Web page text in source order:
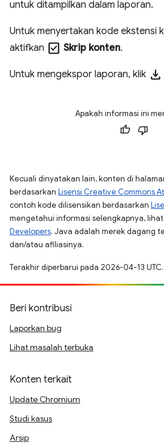
untuk ditampilkan dalam laporan.
Untuk menyertakan kode ekstensi
aktifkan check_box Skrip konten.
Untuk mengekspor laporan, klik download
Apakah informasi ini
Kecuali dinyatakan lain, konten di
berdasarkan Lisensi Creative Commons
contoh kode dilisensikan berdasarkan
mengetahui informasi selengkapnya, lihat
Developers. Java adalah merek dagang
dan/atau afiliasinya.
Terakhir diperbarui pada 2026-04-13 UTC.
Beri kontribusi
Laporkan bug
Lihat masalah terbuka
Konten terkait
Update Chromium
Studi kasus
Arsip